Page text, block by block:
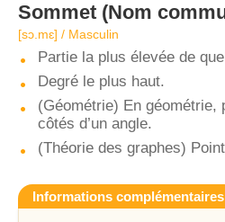
Sommet (Nom
[sɔ.mɛ] / Masculin
Partie la plus élevée de
Degré le plus haut.
(Géométrie) En géométrie,
côtés d’un angle.
(Théorie des graphes)
Informations complémentaires